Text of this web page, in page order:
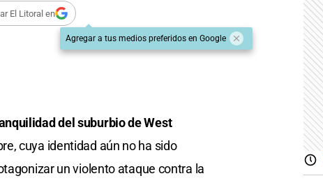
El Litoral en
Agregar a tus medios preferidos en Google
del suburbio de West
cuya identidad aún no ha sido
un violento ataque contra la